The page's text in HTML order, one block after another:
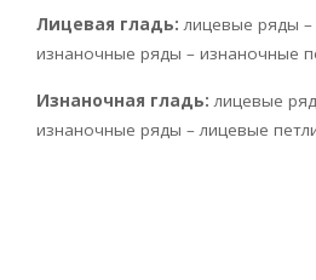
Лицевая гладь: лицевые ряды –
изнаночные ряды – изнаночные
Изнаночная гладь: лицевые
изнаночные ряды – лицевые